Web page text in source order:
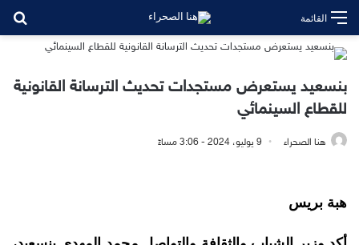
القائمة
بنسعيد يستعرض مستجدات تحديث الترسانة القانونية
للقطاع السينمائي
هنا الصحراء 9 يوليو، 2024 - 3:06 مساءً
هبة بريس